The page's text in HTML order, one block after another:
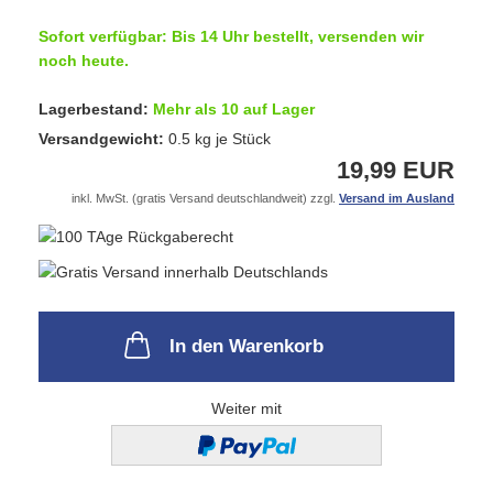
Sofort verfügbar: Bis 14 Uhr bestellt, versenden wir
noch heute.
Lagerbestand: Mehr als 10 auf Lager
Versandgewicht: 0.5 kg je Stück
19,99 EUR
inkl. MwSt. (gratis Versand deutschlandweit) zzgl. Versand im Ausland
In den Warenkorb
Weiter mit